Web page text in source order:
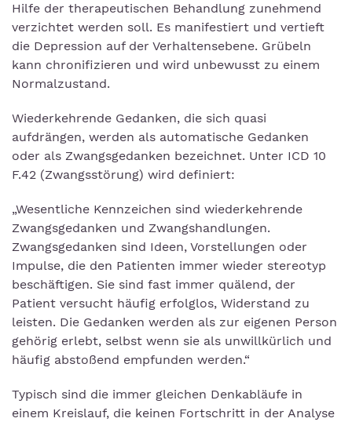
Hilfe der therapeutischen Behandlung zunehmend
verzichtet werden soll. Es manifestiert und vertieft
die Depression auf der Verhaltensebene. Grübeln
kann chronifizieren und wird unbewusst zu einem
Normalzustand.
Wiederkehrende Gedanken, die sich quasi
aufdrängen, werden als automatische Gedanken
oder als Zwangsgedanken bezeichnet. Unter ICD 10
F.42 (Zwangsstörung) wird definiert:
„Wesentliche Kennzeichen sind wiederkehrende
Zwangsgedanken und Zwangshandlungen.
Zwangsgedanken sind Ideen, Vorstellungen oder
Impulse, die den Patienten immer wieder stereotyp
beschäftigen. Sie sind fast immer quälend, der
Patient versucht häufig erfolglos, Widerstand zu
leisten. Die Gedanken werden als zur eigenen Person
gehörig erlebt, selbst wenn sie als unwillkürlich und
häufig abstoßend empfunden werden.“
Typisch sind die immer gleichen Denkabläufe in
einem Kreislauf, die keinen Fortschritt in der Analyse